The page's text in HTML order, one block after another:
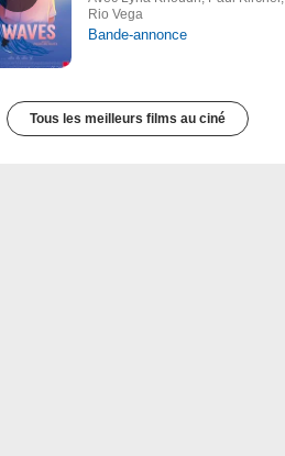
Rio Vega
Bande-annonce
Tous les meilleurs films au ciné